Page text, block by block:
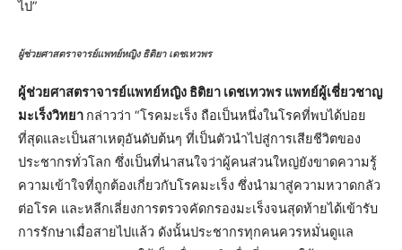
ไป”
ผู้ช่วยศาสตราจารย์แพทย์หญิง ธิติยา เดชเทวพร
ผู้ช่วยศาสตราจารย์แพทย์หญิง ธิติยา เดชเทวพร แพทย์ผู้เชี่ยวชาญ
มะเร็งวิทยา กล่าวว่า “โรคมะเร็ง ถือเป็นหนึ่งในโรคที่พบได้บ่อย
ที่สุดและเป็นสาเหตุอันดับต้นๆ ที่เป็นตัวนำไปสู่การเสียชีวิตของ
ประชากรทั่วโลก ซึ่งเป็นที่น่าสนใจว่าผู้คนส่วนใหญ่ยังขาดความรู้
ความเข้าใจที่ถูกต้องเกี่ยวกับโรคมะเร็ง ซึ่งนำมาสู่ความหวาดกลัว
ต่อโรค และหลีกเลี่ยงการตรวจคัดกรองมะเร็งจนสุดท้ายได้เข้ารับ
การรักษาเมื่อสายไปแล้ว ดังนั้นประชากรทุกคนควรหมั่นดูแล